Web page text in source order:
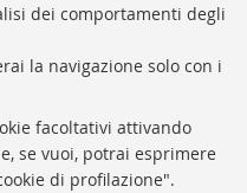
dei comportamenti degli
la navigazione solo con i
facoltativi attivando
se vuoi, potrai esprimere
di profilazione".
Ateneo